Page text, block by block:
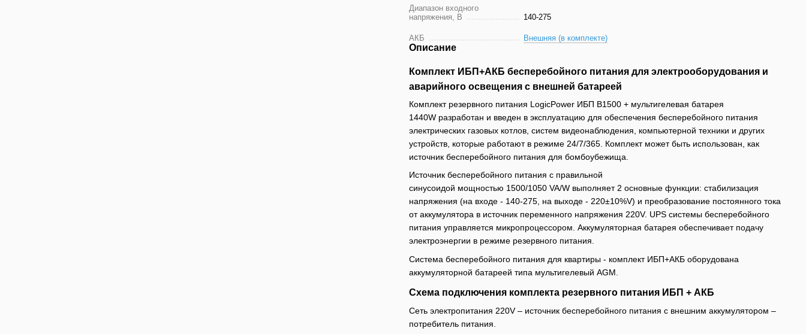
Диапазон входного
напряжения, В
140-275
АКБ Внешняя (в комплекте)
Описание
Комплект ИБП+АКБ бесперебойного питания для электрооборудования и
аварийного освещения с внешней батареей
Комплект резервного питания LogicPower ИБП B1500 + мультигелевая батарея
1440W разработан и введен в эксплуатацию для обеспечения бесперебойного питания
электрических газовых котлов, систем видеонаблюдения, компьютерной техники и других
устройств, которые работают в режиме 24/7/365. Комплект может быть использован, как
источник бесперебойного питания для бомбоубежища.
Источник бесперебойного питания с правильной
синусоидой мощностью 1500/1050 VA/W выполняет 2 основные функции: стабилизация
напряжения (на входе - 140-275, на выходе - 220±10%V) и преобразование постоянного тока
от аккумулятора в источник переменного напряжения 220V. UPS системы бесперебойного
питания управляется микропроцессором. Аккумуляторная батарея обеспечивает подачу
электроэнергии в режиме резервного питания.
Система бесперебойного питания для квартиры - комплект ИБП+АКБ оборудована
аккумуляторной батареей типа мультигелевый AGM.
Схема подключения комплекта резервного питания ИБП + АКБ
Сеть электропитания 220V – источник бесперебойного питания с внешним аккумулятором –
потребитель питания.